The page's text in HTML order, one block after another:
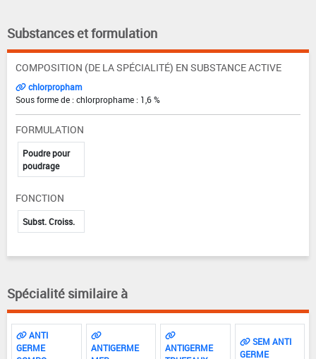
Substances et formulation
COMPOSITION (DE LA SPÉCIALITÉ) EN SUBSTANCE ACTIVE
chlorpropham
Sous forme de : chlorprophame : 1,6 %
FORMULATION
Poudre pour
poudrage
FONCTION
Subst. Croiss.
Spécialité similaire à
ANTI
GERME
ANTIGERME
ANTIGERME
SEM ANTI
GERME